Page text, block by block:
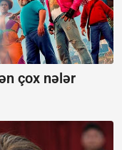
çox nələr